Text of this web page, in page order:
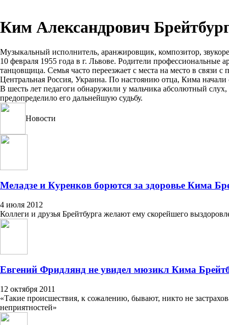
Ким Александрович
Музыкальный исполнитель, аранжировщик, композитор,
10 февраля 1955 года в г. Львове. Родители профессиональные
танцовщица. Семья часто переезжает с места на место в связи с
Центральная Россия, Украина. По настоянию отца, Кима начали
В шесть лет педагоги обнаружили у мальчика абсолютный слух,
предопределило его дальнейшую судьбу.
Новости
Меладзе и Куренков борются за здоровье Кима
4 июля 2012
Коллеги и друзья Брейтбурга желают ему скорейшего
Евгений Фридлянд не увидел мюзикл Кима
12 октября 2011
«Такие происшествия, к сожалению, бывают, никто не
неприятностей»